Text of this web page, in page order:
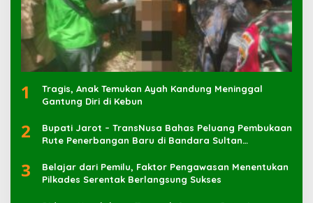
1
Tragis, Anak Temukan Ayah Kandung Meninggal
Gantung Diri di Kebun
2
Bupati Jarot – TransNusa Bahas Peluang Pembukaan
Rute Penerbangan Baru di Bandara Sultan
3
Belajar dari Pemilu, Faktor Pengawasan Menentukan
Pilkades Serentak Berlangsung Sukses